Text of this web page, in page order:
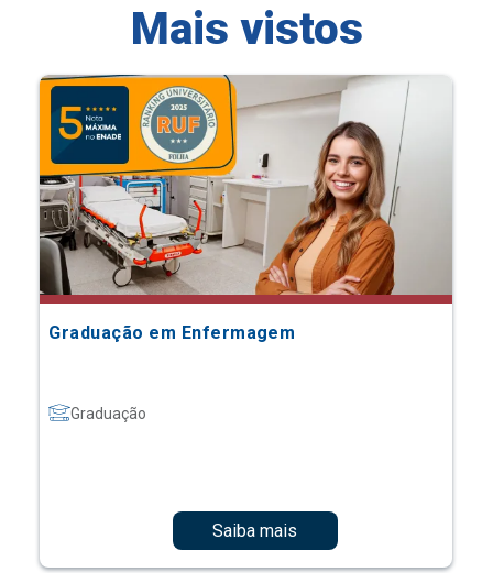
Mais vistos
Graduação em Enfermagem
Graduação
Saiba mais